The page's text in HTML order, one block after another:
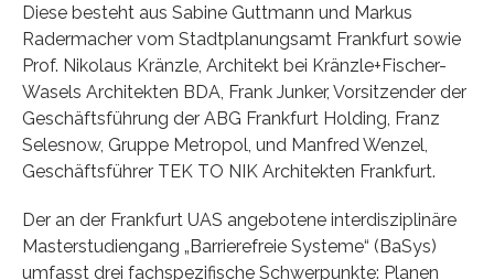
Diese besteht aus Sabine Guttmann und Markus
Radermacher vom Stadtplanungsamt Frankfurt sowie
Prof. Nikolaus Kränzle, Architekt bei Kränzle+Fischer-
Wasels Architekten BDA, Frank Junker, Vorsitzender der
Geschäftsführung der ABG Frankfurt Holding, Franz
Selesnow, Gruppe Metropol, und Manfred Wenzel,
Geschäftsführer TEK TO NIK Architekten Frankfurt.
Der an der Frankfurt UAS angebotene interdisziplinäre
Masterstudiengang „Barrierefreie Systeme“ (BaSys)
umfasst drei fachspezifische Schwerpunkte: Planen